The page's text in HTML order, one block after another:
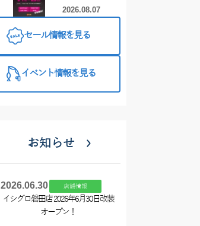
店】2026年夏
UP STORE開
2026.08.07
セール情報を見る
イベント情報を見る
お知らせ
2026.06.30 店舗情報
イシグロ磐田店 2026年6月30日改装
オープン！